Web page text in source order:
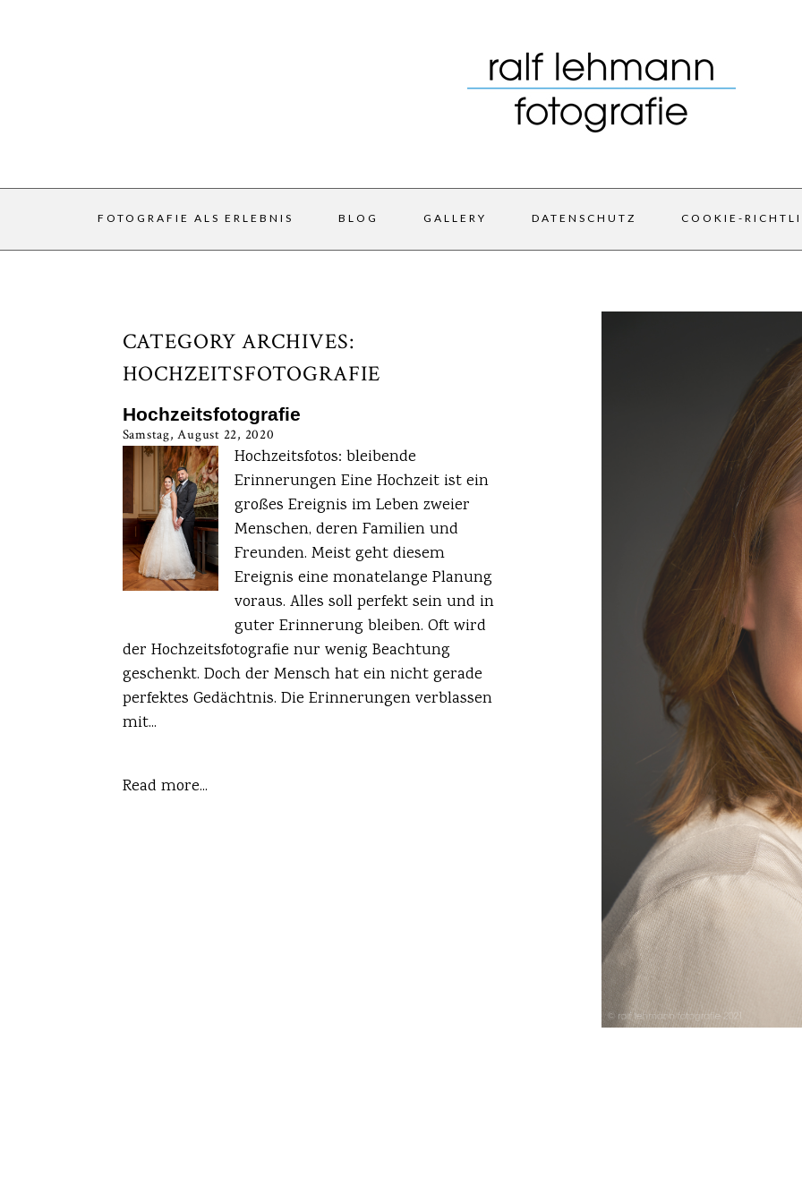
FOTOGRAFIE ALS ERLEBNIS BLOG GALLERY DATENSCHUTZ COOKIE-
CATEGORY ARCHIVES:
HOCHZEITSFOTOGRAFIE
Hochzeitsfotografie
Samstag, August 22, 2020
Hochzeitsfotos: bleibende
Erinnerungen Eine Hochzeit ist ein
großes Ereignis im Leben zweier
Menschen, deren Familien und
Freunden. Meist geht diesem
Ereignis eine monatelange Planung
voraus. Alles soll perfekt sein und in
guter Erinnerung bleiben. Oft wird
der Hochzeitsfotografie nur wenig Beachtung
geschenkt. Doch der Mensch hat ein nicht gerade
perfektes Gedächtnis. Die Erinnerungen verblassen
mit...
Read more...